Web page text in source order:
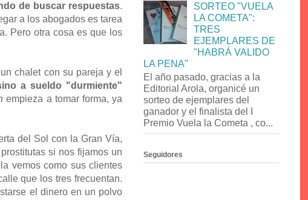
de buscar respuestas.
a los abogados es tarea
Pero otra cosa es que los
chalet con su pareja y el
a sueldo "durmiente"
empieza a tomar forma, ya
del Sol con la Gran Vía,
si nos fijamos un
vemos como sus clientes
que los tres frecuentan.
el dinero en un polvo
SORTEO "VUELA
LA COMETA":
TRES
EJEMPLARES DE
"HABRÁ VALIDO
LA PENA"
El año pasado, gracias a la
Editorial Arola, organicé un
sorteo de ejemplares del
ganador y el finalista del I
Premio Vuela la Cometa , co...
Seguidores